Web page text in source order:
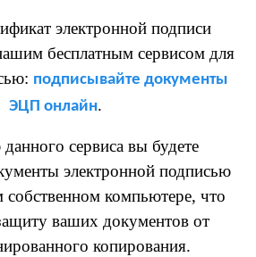
электронной подписи
бесплатным сервисом для
подписывайте документы
ЭЦП онлайн.
сервиса вы будете
электронной подписью
компьютере, что
ваших документов от
копирования.